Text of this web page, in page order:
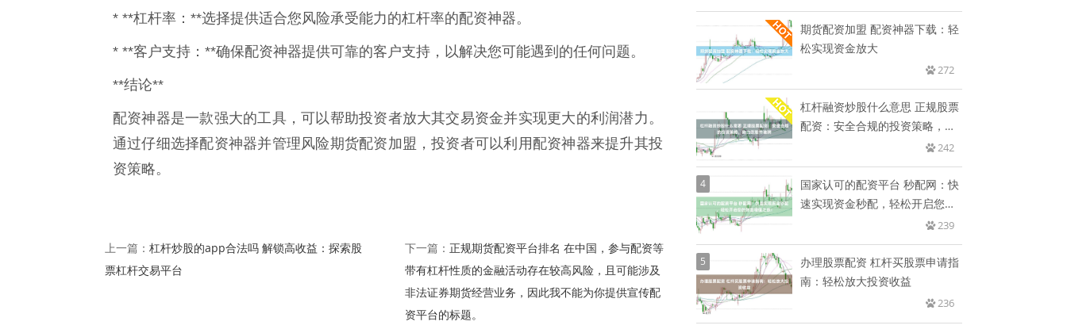
* **杠杆率：**选择提供适合您风险承受能力的杠杆率的配资神器。
* **客户支持：**确保配资神器提供可靠的客户支持，以解决您可能遇到的任何问题。
**结论**
配资神器是一款强大的工具，可以帮助投资者放大其交易资金并实现更大的利润潜力。
通过仔细选择配资神器并管理风险期货配资加盟，投资者可以利用配资神器来提升其投
资策略。
上一篇： 杠杆炒股的app合法吗 解锁高收益：探索股
票杠杆交易平台
下一篇： 正规期货配资平台排名 在中国，参与配资等
带有杠杆性质的金融活动存在较高风险，且可能涉及
非法证券期货经营业务，因此我不能为你提供宣传配
资平台的标题。
期货配资加盟 配资神器下载：轻
松实现资金放大
272
杠杆融资炒股什么意思 正规股票
配资：安全合规的投资策略，助
242
4
国家认可的配资平台 秒配网：快
速实现资金秒配，轻松开启您的
239
5
办理股票配资 杠杆买股票申请指
南：轻松放大投资收益
236